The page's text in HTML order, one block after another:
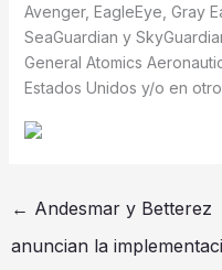
Avenger, EagleEye, Gray
SeaGuardian y
General Atomics
Estados Unidos y/o en
← Andesmar y Betterez
anuncian la